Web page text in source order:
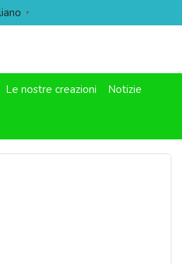
▼
Le nostre creazioni Notizie